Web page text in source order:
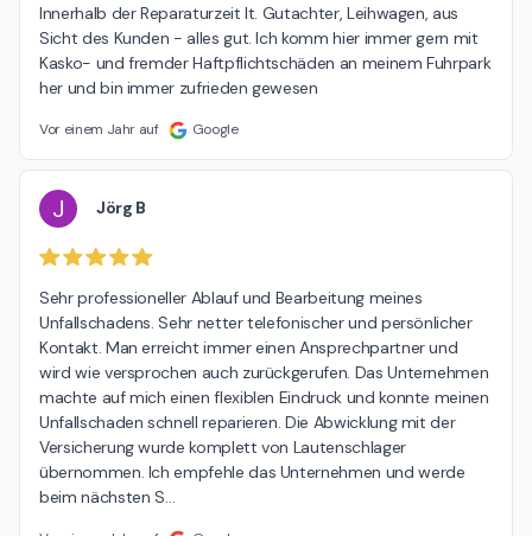
Innerhalb der Reparaturzeit lt. Gutachter, Leihwagen, aus
Sicht des Kunden - alles gut. Ich komm hier immer gern mit
Kasko- und fremder Haftpflichtschäden an meinem Fuhrpark
her und bin immer zufrieden gewesen
Vor einem Jahr auf Google
J Jörg B
Sehr professioneller Ablauf und Bearbeitung meines
Unfallschadens. Sehr netter telefonischer und persönlicher
Kontakt. Man erreicht immer einen Ansprechpartner und
wird wie versprochen auch zurückgerufen. Das Unternehmen
machte auf mich einen flexiblen Eindruck und konnte meinen
Unfallschaden schnell reparieren. Die Abwicklung mit der
Versicherung wurde komplett von Lautenschlager
übernommen. Ich empfehle das Unternehmen und werde
beim nächsten S…